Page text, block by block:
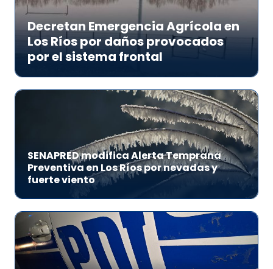
Decretan Emergencia Agrícola en
Los Ríos por daños provocados
por el sistema frontal
SENAPRED modifica Alerta Temprana
Preventiva en Los Ríos por nevadas y
fuerte viento